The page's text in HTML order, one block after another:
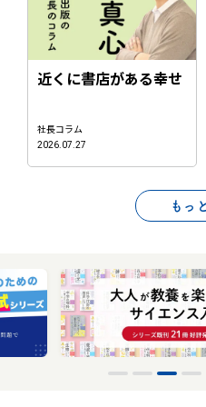
近くに書店がある幸せ
社長コラム
2026.07.27
もっ